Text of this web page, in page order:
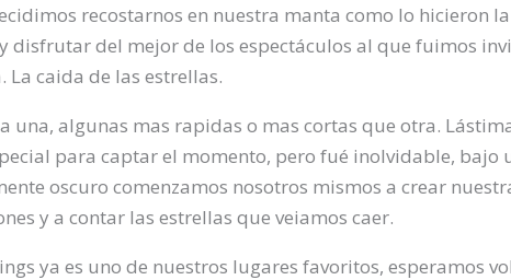
recostarnos en nuestra manta como lo hicieron
disfrutar del mejor de los espectáculos al que fuimos
La caida de las estrellas.
una, algunas mas rapidas o mas cortas que otra.
para captar el momento, pero fué inolvidable, bajo
oscuro comenzamos nosotros mismos a crear
y a contar las estrellas que veiamos caer.
ya es uno de nuestros lugares favoritos, esperamos